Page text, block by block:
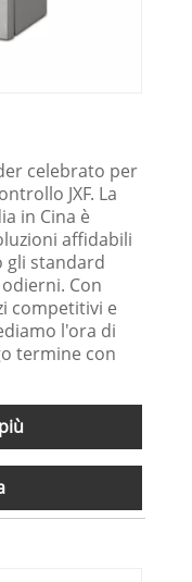
celebrato per
JXF. La
in Cina è
affidabili
gli standard
Con
competitivi e
l'ora di
termine con